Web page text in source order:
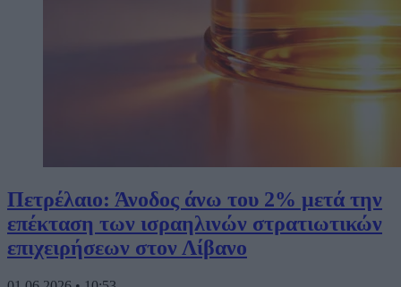
Πετρέλαιο: Άνοδος άνω του 2% μετά την
επέκταση των ισραηλινών στρατιωτικών
επιχειρήσεων στον Λίβανο